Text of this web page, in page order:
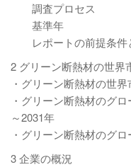
調査プロセス
基準年
レポートの前提条件
2 グリーン断熱材の世界
・グリーン断熱材の世
・グリーン断熱材のグ
～2031年
・グリーン断熱材のグ
3 企業の概況